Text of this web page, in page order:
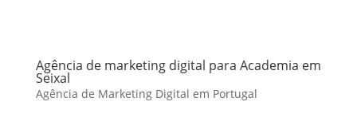
Agência de marketing digital para Academia em
Seixal
Agência de Marketing Digital em Portugal